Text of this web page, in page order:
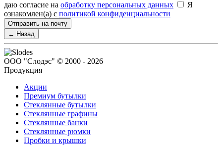
даю согласие на обработку персональных данных
Я
ознакомлен(а) с политикой конфиденциальности
Отправить на почту
← Назад
ООО "Слодэс" © 2000 - 2026
Продукция
Акции
Премиум бутылки
Стеклянные бутылки
Стеклянные графины
Стеклянные банки
Стеклянные рюмки
Пробки и крышки